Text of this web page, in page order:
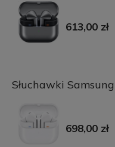
613,00 zł
Słuchawki
698,00 zł